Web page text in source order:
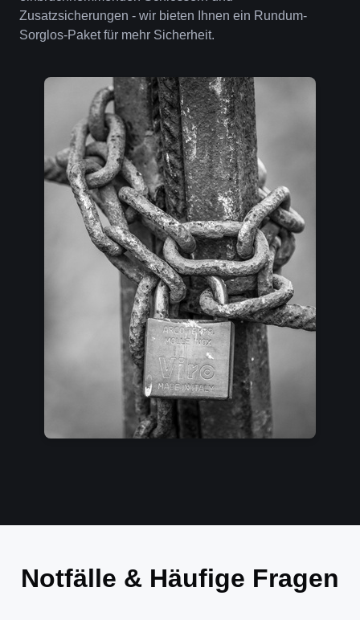
Zusatzsicherungen - wir bieten Ihnen ein Rundum-
Sorglos-Paket für mehr Sicherheit.
Notfälle & Häufige Fragen